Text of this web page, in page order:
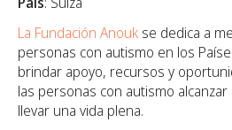
La Fundación Anouk se dedica a
personas con autismo en los
brindar apoyo, recursos y
las personas con autismo
llevar una vida plena.